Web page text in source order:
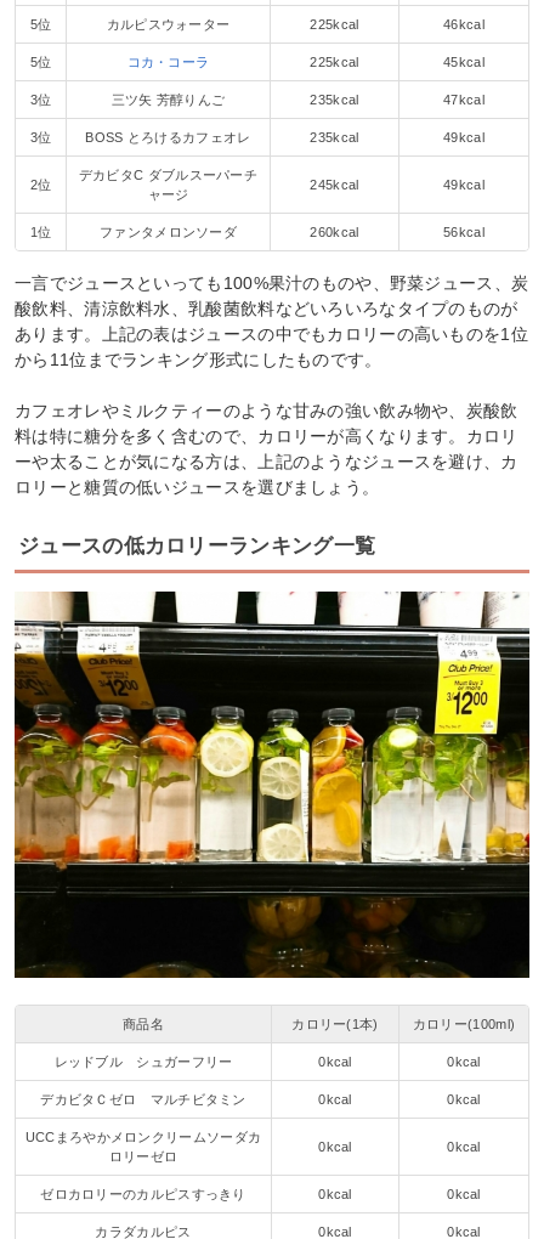
5位 カルピスウォーター 225kcal 46kcal
5位 コカ・コーラ 225kcal 45kcal
3位 三ツ矢 芳醇りんご 235kcal 47kcal
3位 BOSS とろけるカフェオレ 235kcal 49kcal
2位
デカビタC ダブルスーパーチ
ャージ
245kcal 49kcal
1位 ファンタメロンソーダ 260kcal 56kcal
一言でジュースといっても100%果汁のものや、野菜ジュース、炭
酸飲料、清涼飲料水、乳酸菌飲料などいろいろなタイプのものが
あります。上記の表はジュースの中でもカロリーの高いものを1位
から11位までランキング形式にしたものです。
カフェオレやミルクティーのような甘みの強い飲み物や、炭酸飲
料は特に糖分を多く含むので、カロリーが高くなります。カロリ
ーや太ることが気になる方は、上記のようなジュースを避け、カ
ロリーと糖質の低いジュースを選びましょう。
ジュースの低カロリーランキング一覧
商品名 カロリー(1本) カロリー(100ml)
レッドブル シュガーフリー 0kcal 0kcal
デカビタＣゼロ マルチビタミン 0kcal 0kcal
UCCまろやかメロンクリームソーダカ
ロリーゼロ
0kcal 0kcal
ゼロカロリーのカルピスすっきり 0kcal 0kcal
カラダカルピス 0kcal 0kcal